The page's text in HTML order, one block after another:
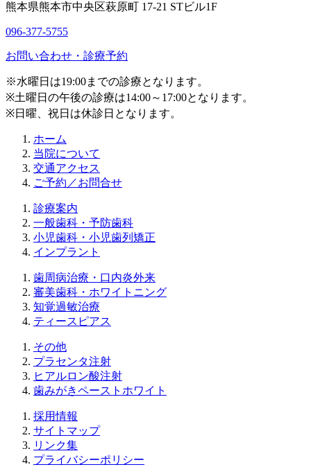
熊本県熊本市中央区萩原町 17-21 STビル1F
096-377-5755
お問い合わせ・診療予約
※水曜日は19:00までの診療となります。
※土曜日の午後の診療は14:00～17:00となります。
※日曜、祝日は休診日となります。
ホーム
当院について
交通アクセス
ご予約／お問合せ
診療案内
一般歯科・予防歯科
小児歯科・小児歯列矯正
インプラント
歯周病治療・口内炎外来
審美歯科・ホワイトニング
知覚過敏治療
ティースピアス
その他
プラセンタ注射
ヒアルロン酸注射
歯みがきペーストホワイト
採用情報
サイトマップ
リンク集
プライバシーポリシー